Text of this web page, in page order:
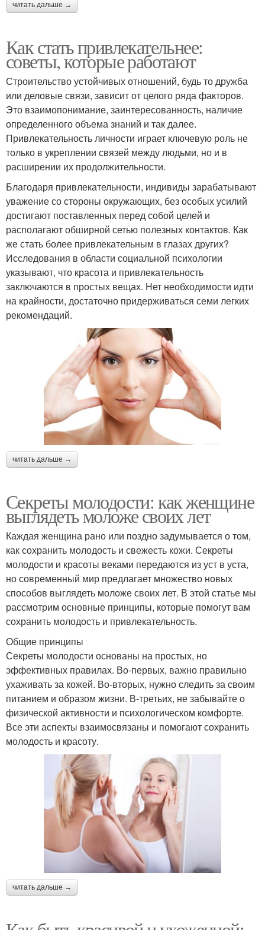
читать дальше →
Как стать привлекательнее:
советы, которые работают
Строительство устойчивых отношений, будь то дружба
или деловые связи, зависит от целого ряда факторов.
Это взаимопонимание, заинтересованность, наличие
определенного объема знаний и так далее.
Привлекательность личности играет ключевую роль не
только в укреплении связей между людьми, но и в
расширении их продолжительности.
Благодаря привлекательности, индивиды зарабатывают
уважение со стороны окружающих, без особых усилий
достигают поставленных перед собой целей и
располагают обширной сетью полезных контактов. Как
же стать более привлекательным в глазах других?
Исследования в области социальной психологии
указывают, что красота и привлекательность
заключаются в простых вещах. Нет необходимости идти
на крайности, достаточно придерживаться семи легких
рекомендаций.
читать дальше →
Секреты молодости: как женщине
выглядеть моложе своих лет
Каждая женщина рано или поздно задумывается о том,
как сохранить молодость и свежесть кожи. Секреты
молодости и красоты веками передаются из уст в уста,
но современный мир предлагает множество новых
способов выглядеть моложе своих лет. В этой статье мы
рассмотрим основные принципы, которые помогут вам
сохранить молодость и привлекательность.
Общие принципы
Секреты молодости основаны на простых, но
эффективных правилах. Во-первых, важно правильно
ухаживать за кожей. Во-вторых, нужно следить за своим
питанием и образом жизни. В-третьих, не забывайте о
физической активности и психологическом комфорте.
Все эти аспекты взаимосвязаны и помогают сохранить
молодость и красоту.
читать дальше →